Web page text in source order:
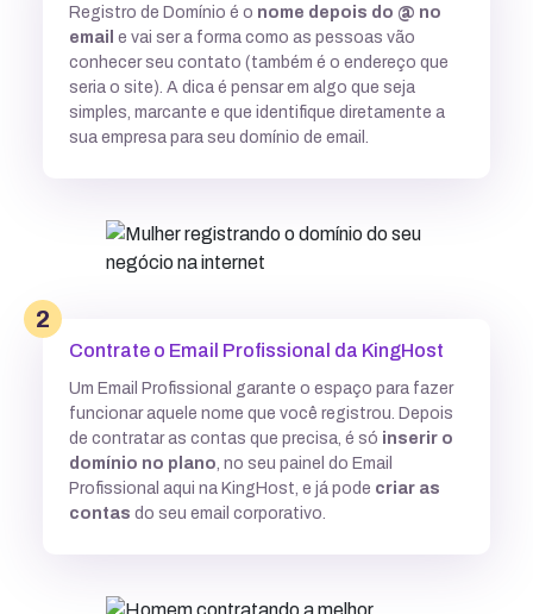
Registro de Domínio é o nome depois do @ no
email e vai ser a forma como as pessoas vão
conhecer seu contato (também é o endereço que
seria o site). A dica é pensar em algo que seja
simples, marcante e que identifique diretamente a
sua empresa para seu domínio de email.
2
Contrate o Email Profissional da KingHost
Um Email Profissional garante o espaço para fazer
funcionar aquele nome que você registrou. Depois
de contratar as contas que precisa, é só inserir o
domínio no plano , no seu painel do Email
Profissional aqui na KingHost, e já pode criar as
contas do seu email corporativo.